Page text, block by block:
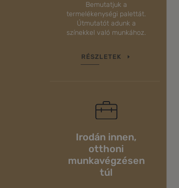
Bemutatjuk a
termelékenységi palettát.
Útmutatót adunk a
színekkel való munkához.
RÉSZLETEK
Irodán innen,
otthoni
munkavégzésen
túl